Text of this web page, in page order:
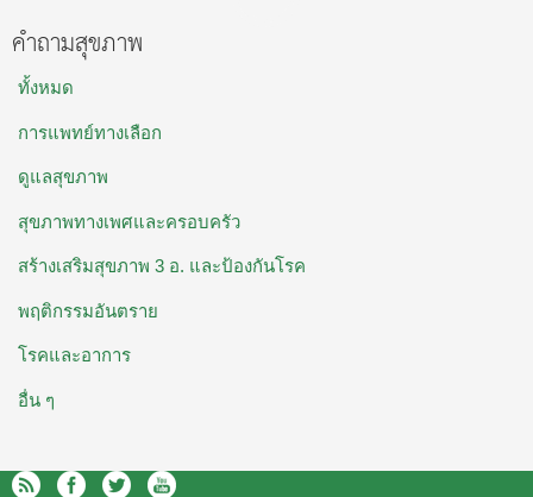
คำถามสุขภาพ
ทั้งหมด
การแพทย์ทางเลือก
ดูแลสุขภาพ
สุขภาพทางเพศและครอบครัว
สร้างเสริมสุขภาพ 3 อ. และป้องกันโรค
พฤติกรรมอันตราย
โรคและอาการ
อื่น ๆ